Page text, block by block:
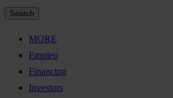
Search
MORE
Empleo
Financing
Investors